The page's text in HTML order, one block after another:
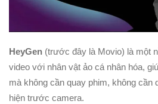
HeyGen (trước đây là Movio) là một
video với nhân vật ảo cá nhân hóa,
mà không cần quay phim, không cần
hiện trước camera.